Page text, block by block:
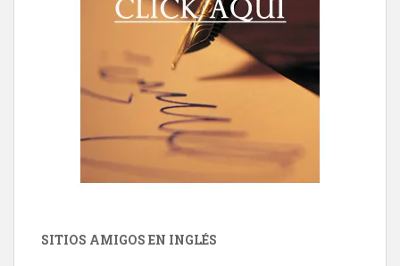
SITIOS AMIGOS EN INGLÉS